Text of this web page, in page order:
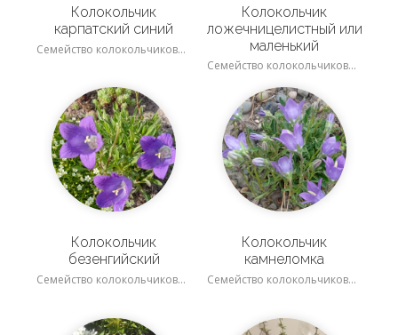
Колокольчик
карпатский синий
Семейство колокольчиковые
Колокольчик
ложечницелистный или
маленький
Семейство колокольчиковые
Колокольчик
безенгийский
Семейство колокольчиковые
Колокольчик
камнеломка
Семейство колокольчиковые